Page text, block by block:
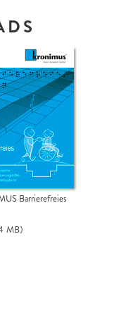
Barrierefreies
MB)